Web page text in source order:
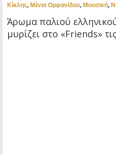
Κίκλης, Μένια Ορφανίδου, Μουσική,
Άρωμα παλιού
μυρίζει στο «Friends»